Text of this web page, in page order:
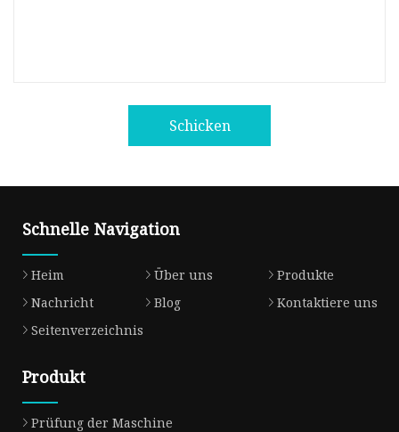
Schicken
Schnelle Navigation
Heim Über uns
Produkte
Nachricht
Blog
Kontaktiere uns
Seitenverzeichnis
Produkt
Prüfung der Maschine